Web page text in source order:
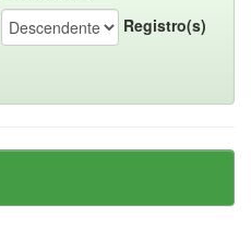
Registro(s)